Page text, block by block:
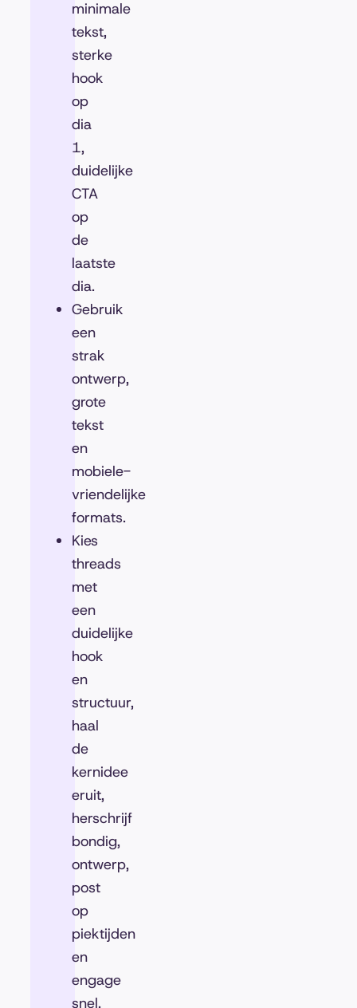
minimale
tekst,
sterke
hook
op
dia
1,
duidelijke
CTA
op
de
laatste
dia.
Gebruik
een
strak
ontwerp,
grote
tekst
en
mobiele-
vriendelijke
formats.
Kies
threads
met
een
duidelijke
hook
en
structuur,
haal
de
kernidee
eruit,
herschrijf
bondig,
ontwerp,
post
op
piektijden
en
engage
snel.